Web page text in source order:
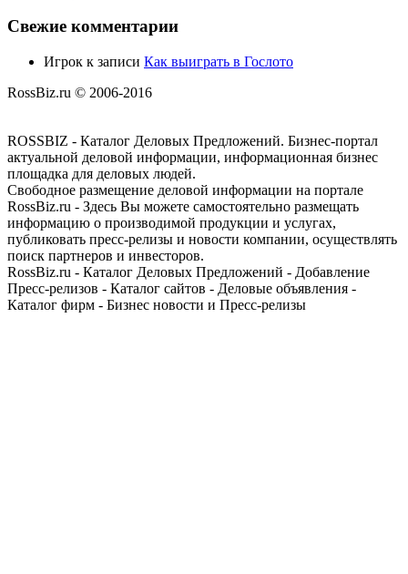
Свежие комментарии
Игрок к записи Как выиграть в Гослото
RossBiz.ru © 2006-2016
ROSSBIZ - Каталог Деловых Предложений. Бизнес-портал
актуальной деловой информации, информационная бизнес
площадка для деловых людей.
Свободное размещение деловой информации на портале
RossBiz.ru - Здесь Вы можете самостоятельно размещать
информацию о производимой продукции и услугах,
публиковать пресс-релизы и новости компании, осуществлять
поиск партнеров и инвесторов.
RossBiz.ru - Каталог Деловых Предложений - Добавление
Пресс-релизов - Каталог сайтов - Деловые объявления -
Каталог фирм - Бизнес новости и Пресс-релизы